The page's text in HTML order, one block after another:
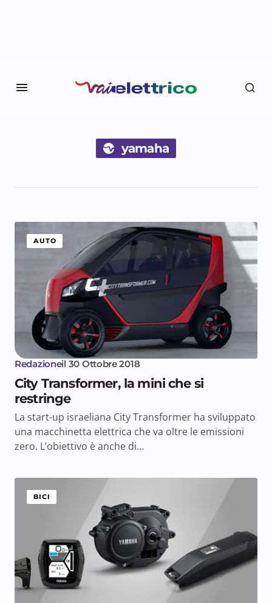
yamaha
AUTO
Redazioneil 30 Ottobre 2018
City Transformer, la mini che si
restringe
La start-up israeliana City Transformer ha sviluppato
una macchinetta elettrica che va oltre le emissioni
zero. L’obiettivo è anche di…
BICI